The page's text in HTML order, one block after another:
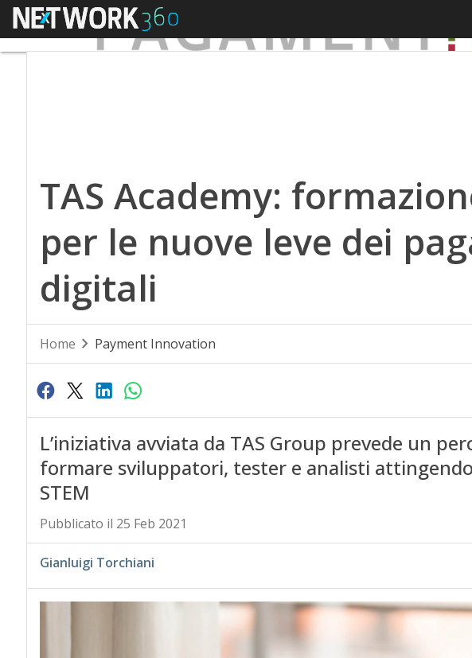
Menu
TAS Academy:
per le nuove leve dei
digitali
Home Payment Innovation
L’iniziativa avviata da TAS Group prevede un
formare sviluppatori, tester e analisti
STEM
Pubblicato il 25 Feb 2021
Gianluigi Torchiani